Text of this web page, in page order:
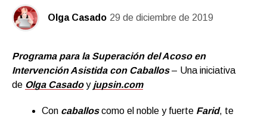
Olga Casado 29 de diciembre de 2019
Programa para la Superación del Acoso en
Intervención Asistida con Caballos– Una iniciativa
de Olga Casado y jupsin.com
Con caballos como el noble y fuerte Farid, te